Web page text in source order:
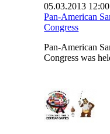
05.03.2013 12:00
Pan-American
Congress
Pan-American
Congress was